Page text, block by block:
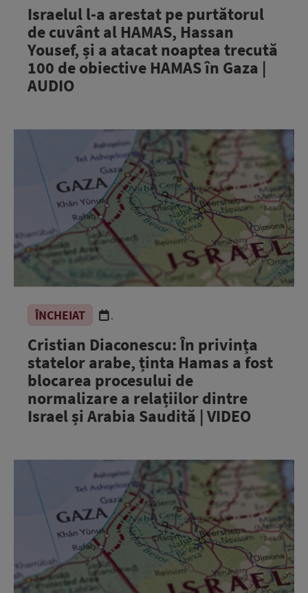
Israelul l-a arestat pe purtătorul
de cuvânt al HAMAS, Hassan
Yousef, și a atacat noaptea trecută
100 de obiective HAMAS în Gaza |
AUDIO
ÎNCHEIAT .
Cristian Diaconescu: În privința
statelor arabe, ținta Hamas a fost
blocarea procesului de
normalizare a relațiilor dintre
Israel și Arabia Saudită | VIDEO